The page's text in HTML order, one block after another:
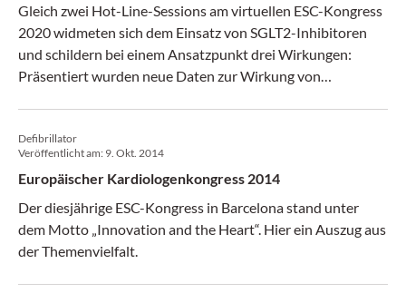
Auswahl:
Gleich zwei Hot-Line-Sessions am virtuellen ESC-Kongress
2020 widmeten sich dem Einsatz von SGLT2-Inhibitoren
und schildern bei einem Ansatzpunkt drei Wirkungen:
Präsentiert wurden neue Daten zur Wirkung von
Defibrillator
Veröffentlicht am: 9. Okt. 2014
Europäischer Kardiologen­kongress 2014
Der diesjährige ESC-Kongress in Barcelona stand unter
dem Motto „Innovation and the Heart“. Hier ein Auszug aus
der Themenvielfalt.